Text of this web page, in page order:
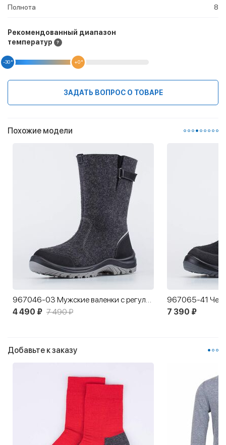
Полнота 8
Рекомендованный диапазон
температур
-30 ° +0 °
ЗАДАТЬ ВОПРОС О ТОВАРЕ
Похожие модели
967046-03 Мужские валенки с регулировкой объема
4 490 ₽ 7 490 ₽ 7 390 ₽
Добавьте к заказу